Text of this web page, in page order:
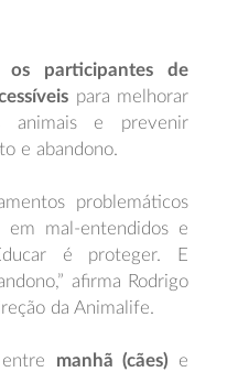
os participantes de
para melhorar
animais e prevenir
e abandono.
problemáticos
mal-entendidos e
é proteger. E
afirma Rodrigo
da Animalife.
manhã (cães) e